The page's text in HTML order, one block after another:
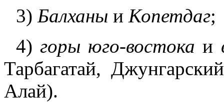
3) Балханы и Копетдаг;
4)горы юго-востока и
Тарбагатай,
Алай).